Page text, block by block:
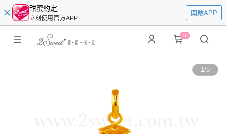
甜蜜約定
立刻使用官方APP
開啟APP
0
1/5